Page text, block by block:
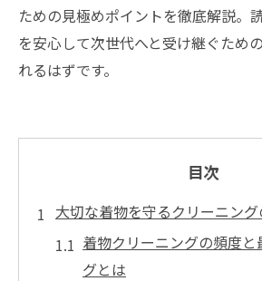
ための見極めポイントを徹底解説。
を安心して次世代へと受け継ぐため
れるはずです。
目次
大切な着物を守るクリーニン
着物クリーニングの頻度
グとは